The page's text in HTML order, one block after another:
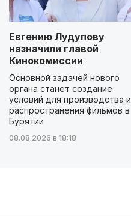
Евгению Лудупову
назначили главой
Кинокомиссии
Основной задачей нового
органа станет создание
условий для производства и
распространения фильмов в
Бурятии
08.08.2026 в 18:18